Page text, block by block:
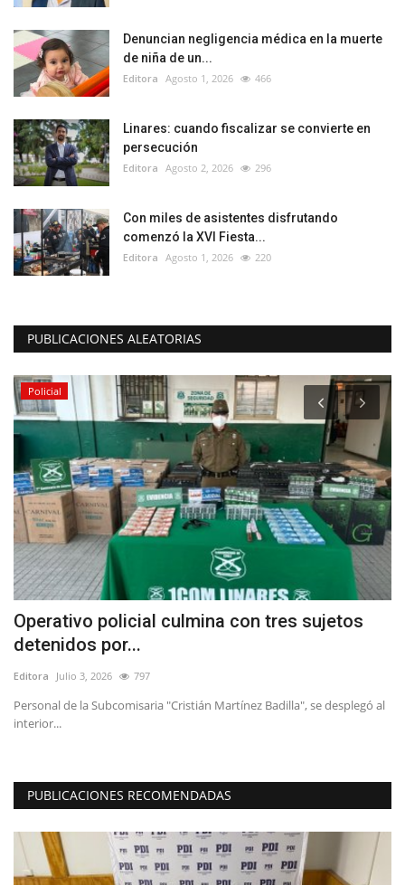
Denuncian negligencia médica en la muerte
de niña de un...
Editora Agosto 1, 2026 466
Linares: cuando fiscalizar se convierte en
persecución
Editora Agosto 2, 2026 296
Con miles de asistentes disfrutando
comenzó la XVI Fiesta...
Editora Agosto 1, 2026 220
PUBLICACIONES ALEATORIAS
Policial
Operativo policial culmina con tres sujetos
detenidos por...
Editora Julio 3, 2026 797
Personal de la Subcomisaria "Cristián Martínez Badilla", se desplegó al
interior...
PUBLICACIONES RECOMENDADAS